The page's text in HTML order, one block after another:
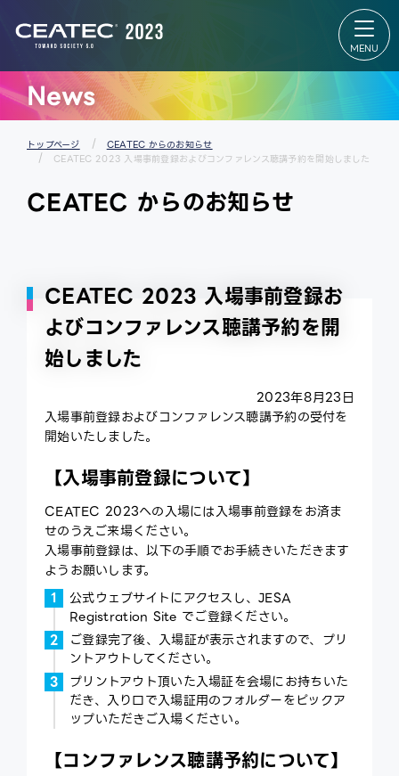
来場登録
のご案内
開催概要
過去の実
績
ー
防災・安
環境負荷
低減の取
Exhibition
Exhibition
TOP
出展者リス
会場マップ
ップ＆ユニ
グローバル
エリア
News
トップページ
CEATEC からのお知らせ
CEATEC 2023 入場事前登録およびコンファレンス聴講予約を開始しました
CEATEC からのお知らせ
CEATEC 2023 入場事前登録お
よびコンファレンス聴講予約を開
始しました
2023年8月23日
入場事前登録およびコンファレンス聴講予約の受付を
開始いたしました。
【入場事前登録について】
CEATEC 2023への入場には入場事前登録をお済ま
せのうえご来場ください。
入場事前登録は、以下の手順でお手続きいただきます
ようお願いします。
公式ウェブサイトにアクセスし、JESA
Registration Site でご登録ください。
ご登録完了後、入場証が表示されますので、プリ
ントアウトしてください。
プリントアウト頂いた入場証を会場にお持ちいた
だき、入り口で入場証用のフォルダーをピックア
ップいただきご入場ください。
【コンファレンス聴講予約について】